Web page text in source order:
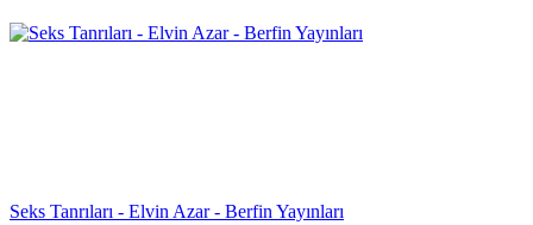
Seks Tanrıları - Elvin Azar - Berfin Yayınları